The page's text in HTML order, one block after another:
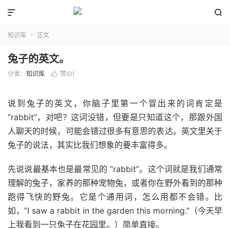


知识库  正文
兔子的英文。
分类： 知识库  赞(0)
说到兔子的英文，你脑子里第一个冒出来的词肯定是
“rabbit”，对吧？这词没错，但要是只知道这个，那跟外国
人聊天的时候，可能会错过很多有意思的表达。英文里关于
兔子的说法，其实比我们想象的要丰富得多。
先说说最基本也是最常见的 “rabbit”。这个词就是我们通常
理解的兔子，家养的那种宠物兔，或者你在野外看到的那种
跑得飞快的野兔。它是个通用词，怎么用都不会错。比
如，”I saw a rabbit in the garden this morning.”（今天早
上我看到一只兔子在花园里。）简单直接。